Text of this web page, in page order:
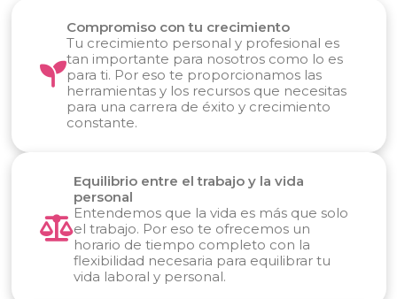
Compromiso con tu crecimiento
Tu crecimiento personal y profesional es
tan importante para nosotros como lo es
para ti. Por eso te proporcionamos las
herramientas y los recursos que necesitas
para una carrera de éxito y crecimiento
constante.
Equilibrio entre el trabajo y la vida
personal
Entendemos que la vida es más que solo
el trabajo. Por eso te ofrecemos un
horario de tiempo completo con la
flexibilidad necesaria para equilibrar tu
vida laboral y personal.